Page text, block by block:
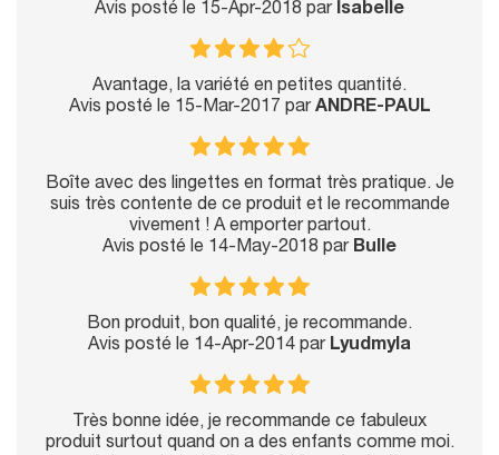
Avis posté le 15-Apr-2018 par Isabelle
Avantage, la variété en petites quantité.
Avis posté le 15-Mar-2017 parANDRE-PAUL
Boîte avec des lingettes en format très pratique. Je
suis très contente de ce produit et le recommande
vivement ! A emporter partout.
Avis posté le 14-May-2018 par Bulle
Bon produit, bon qualité, je recommande.
Avis posté le 14-Apr-2014 par Lyudmyla
Très bonne idée, je recommande ce fabuleux
produit surtout quand on a des enfants comme moi.